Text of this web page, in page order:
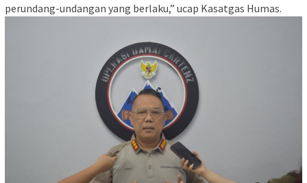
perundang-undangan yang berlaku,” ucap Kasatgas Humas.